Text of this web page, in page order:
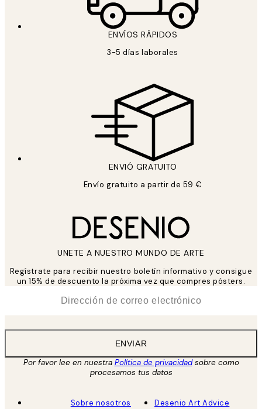
ENVÍOS RÁPIDOS
3-5 días laborales
ENVIÓ GRATUITO
Envío gratuito a partir de 59 €
UNETE A NUESTRO MUNDO DE ARTE
Regístrate para recibir nuestro boletín informativo y consigue
un 15% de descuento la próxima vez que compres pósters.
ENVIAR
Por favor lee en nuestra Política de privacidadsobre como
procesamos tus datos
Sobre nosotros
Desenio Art Advice